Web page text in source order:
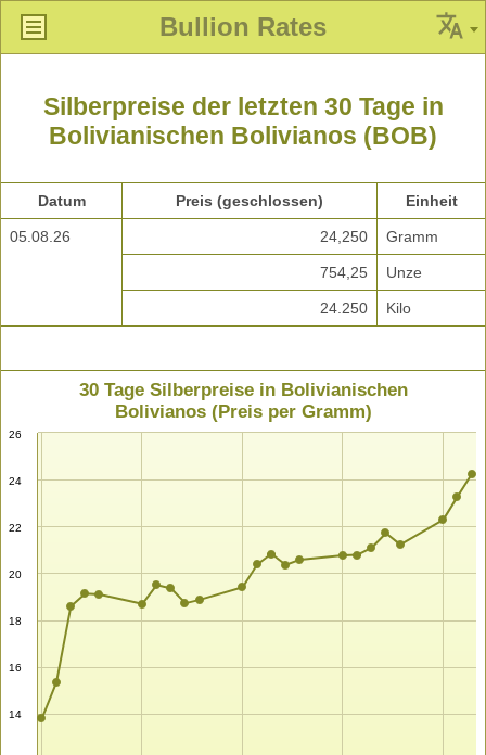
Bullion Rates
Silberpreise der letzten 30 Tage in
Bolivianischen Bolivianos (BOB)
Datum Preis (geschlossen) Einheit
05.08.26 24,250 Gramm
754,25 Unze
24.250 Kilo
30 Tage Silberpreise in Bolivianischen
Bolivianos (Preis per Gramm)
14
16
18
20
22
24
26